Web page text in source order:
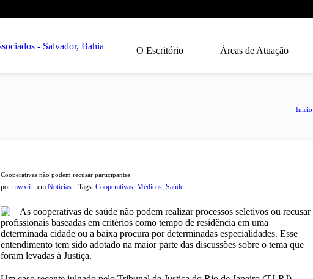
O Escritório Áreas de Atuação
Início
Cooperativas não podem recusar participantes
por mwxti em Notícias Tags: Cooperativas, Médicos, Saúde
As cooperativas de saúde não podem realizar processos seletivos ou recusar
profissionais baseadas em critérios como tempo de residência em uma
determinada cidade ou a baixa procura por determinadas especialidades. Esse
entendimento tem sido adotado na maior parte das discussões sobre o tema que
foram levadas à Justiça.